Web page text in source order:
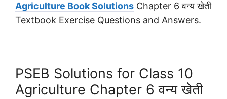
Agriculture Book Solutions Chapter 6 वन्य खेती
Textbook Exercise Questions and Answers.
PSEB Solutions for Class 10
Agriculture Chapter 6 वन्य खेती